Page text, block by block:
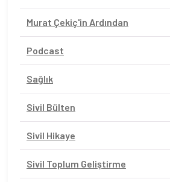
Murat Çekiç'in Ardından
Podcast
Sağlık
Sivil Bülten
Sivil Hikaye
Sivil Toplum Geliştirme